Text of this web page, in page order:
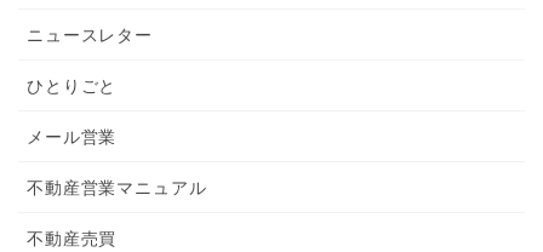
ニュースレター
ひとりごと
メール営業
不動産営業マニュアル
不動産売買